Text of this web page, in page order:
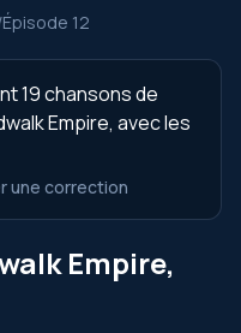
Épisode 12
19 chansons de
Empire, avec les
une correction
Empire,